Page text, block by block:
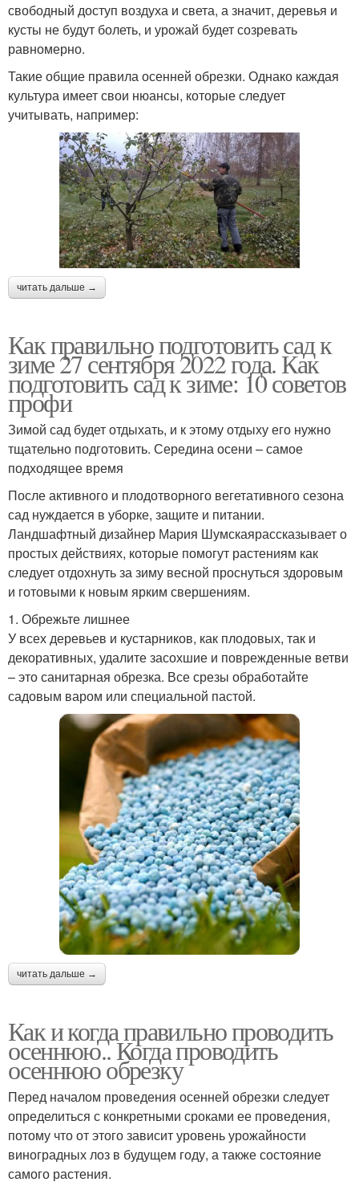
свободный доступ воздуха и света, а значит, деревья и
кусты не будут болеть, и урожай будет созревать
равномерно.
Такие общие правила осенней обрезки. Однако каждая
культура имеет свои нюансы, которые следует
учитывать, например:
читать дальше →
Как правильно подготовить сад к
зиме 27 сентября 2022 года. Как
подготовить сад к зиме: 10 советов
профи
Зимой сад будет отдыхать, и к этому отдыху его нужно
тщательно подготовить. Середина осени – самое
подходящее время
После активного и плодотворного вегетативного сезона
сад нуждается в уборке, защите и питании.
Ландшафтный дизайнер Мария Шумскаярассказывает о
простых действиях, которые помогут растениям как
следует отдохнуть за зиму весной проснуться здоровым
и готовыми к новым ярким свершениям.
1. Обрежьте лишнее
У всех деревьев и кустарников, как плодовых, так и
декоративных, удалите засохшие и поврежденные ветви
– это санитарная обрезка. Все срезы обработайте
садовым варом или специальной пастой.
читать дальше →
Как и когда правильно проводить
осеннюю.. Когда проводить
осеннюю обрезку
Перед началом проведения осенней обрезки следует
определиться с конкретными сроками ее проведения,
потому что от этого зависит уровень урожайности
виноградных лоз в будущем году, а также состояние
самого растения.